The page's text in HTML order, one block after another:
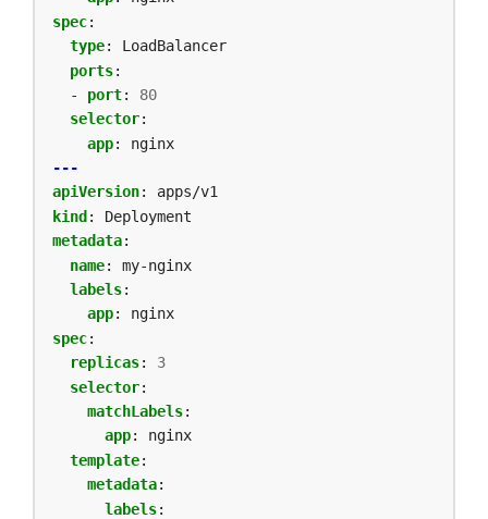
spec:
type:
LoadBalancer
ports:
- port:
80
selector:
app:
nginx
---
apiVersion:
apps/v1
kind :
Deployment
metadata:
name:
my-nginx
labels:
app:
nginx
spec:
replicas:
3
selector:
matchLabels:
app:
nginx
template:
metadata:
labels: